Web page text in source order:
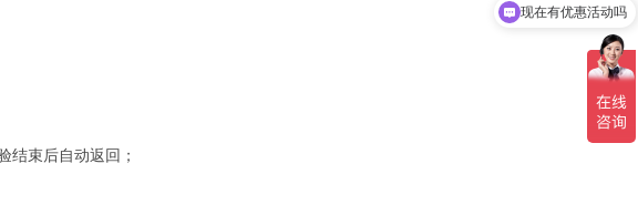
结束后自动返回；
现在有优惠活动吗